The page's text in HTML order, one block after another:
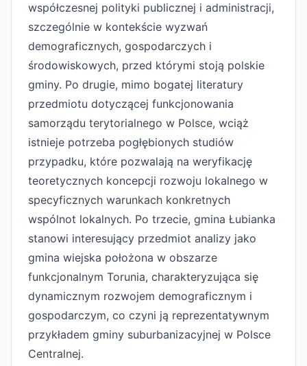
współczesnej polityki publicznej i administracji,
szczególnie w kontekście wyzwań
demograficznych, gospodarczych i
środowiskowych, przed którymi stoją polskie
gminy. Po drugie, mimo bogatej literatury
przedmiotu dotyczącej funkcjonowania
samorządu terytorialnego w Polsce, wciąż
istnieje potrzeba pogłębionych studiów
przypadku, które pozwalają na weryfikację
teoretycznych koncepcji rozwoju lokalnego w
specyficznych warunkach konkretnych
wspólnot lokalnych. Po trzecie, gmina Łubianka
stanowi interesujący przedmiot analizy jako
gmina wiejska położona w obszarze
funkcjonalnym Torunia, charakteryzująca się
dynamicznym rozwojem demograficznym i
gospodarczym, co czyni ją reprezentatywnym
przykładem gminy suburbanizacyjnej w Polsce
Centralnej.